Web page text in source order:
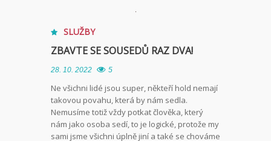
SLUŽBY
ZBAVTE SE SOUSEDŮ RAZ DVA!
28. 10. 2022 5
Ne všichni lidé jsou super, někteří hold nemají
takovou povahu, která by nám sedla.
Nemusíme totiž vždy potkat člověka, který
nám jako osoba sedí, to je logické, protože my
sami jsme všichni úplně jiní a také se chováme